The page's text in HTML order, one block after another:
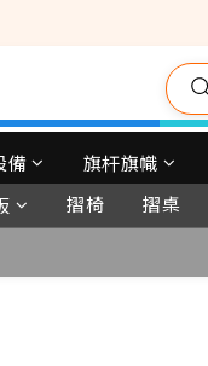
制產品, 屏風, 籠車, 舞台等)
備 旗杆旗幟
摺椅 摺桌